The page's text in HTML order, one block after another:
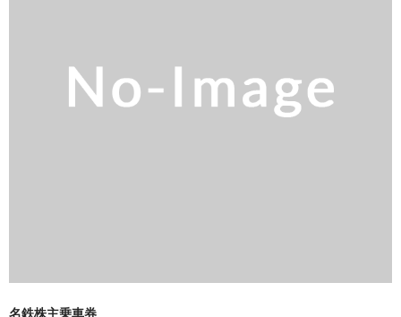
【販売】新幹線
名鉄株主乗車券